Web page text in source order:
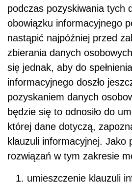
podczas pozyskiwania tych
obowiązku informacyjnego
nastąpić najpóźniej przed
zbierania danych
się jednak, aby do
informacyjnego doszło
pozyskaniem danych
będzie się to odnosiło do
której dane dotyczą,
klauzuli informacyjnej. Jako
rozwiązań w tym zakresie
umieszczenie klauzuli